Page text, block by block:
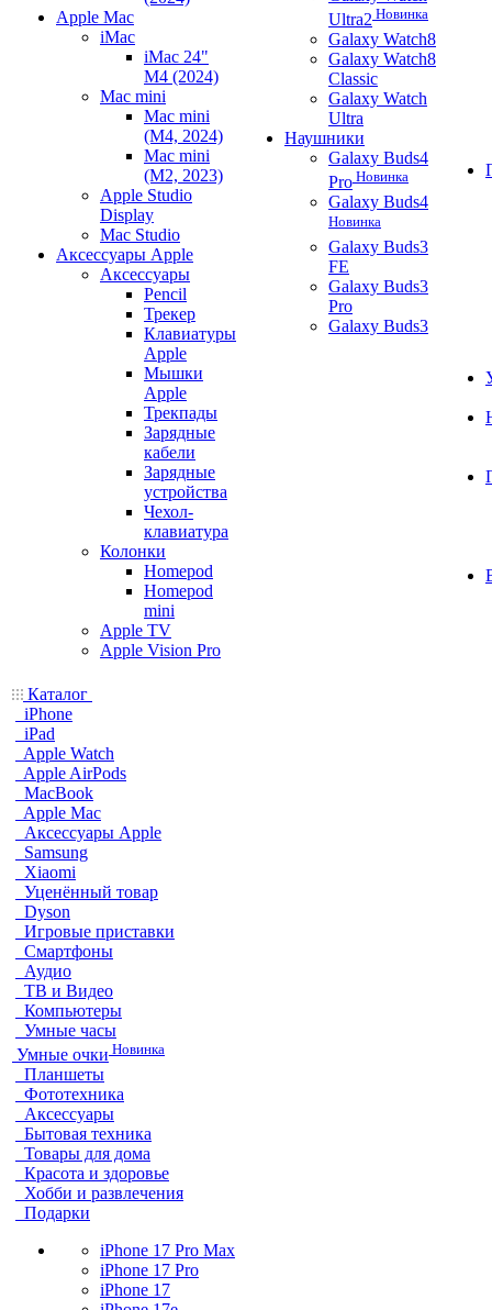
Apple Mac
iMac
iMac 24"
M4 (2024)
Mac mini
Mac mini
(M4, 2024)
Mac mini
(M2, 2023)
Apple Studio
Display
Mac Studio
Аксессуары Apple
Аксессуары
Pencil
Трекер
Клавиатуры
Apple
Мышки
Apple
Трекпады
Зарядные
кабели
Зарядные
устройства
Чехол-
клавиатура
Колонки
Homepod
Homepod
mini
Apple TV
Apple Vision Pro
Ultra2 Новинка
Galaxy Watch8
Galaxy Watch8
Classic
Galaxy Watch
Ultra
Наушники
Galaxy Buds4
Pro Новинка
Galaxy Buds4
Новинка
Galaxy Buds3
FE
Galaxy Buds3
Pro
Galaxy Buds3
Каталог
iPhone
iPad
Apple Watch
Apple AirPods
MacBook
Apple Mac
Аксессуары Apple
Samsung
Xiaomi
Уценённый товар
Dyson
Игровые приставки
Смартфоны
Аудио
ТВ и Видео
Компьютеры
Умные часы
Умные очки Новинка
Планшеты
Фототехника
Аксессуары
Бытовая техника
Товары для дома
Красота и здоровье
Хобби и развлечения
Подарки
iPhone 17 Pro Max
iPhone 17 Pro
iPhone 17